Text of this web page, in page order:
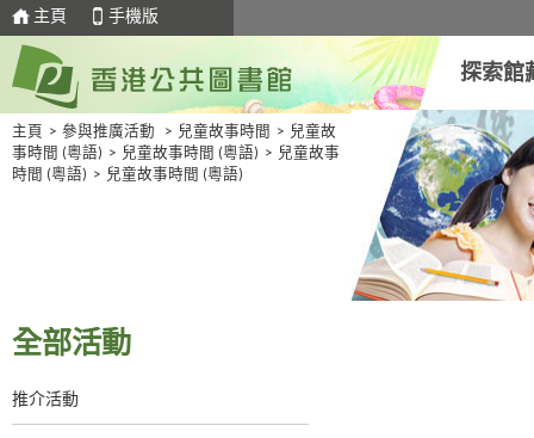
主頁 手機版
探索館
主頁 > 參與推廣活動 > 兒童故事時間 > 兒童故
事時間 (粵語) > 兒童故事時間 (粵語) > 兒童故事
時間 (粵語) > 兒童故事時間 (粵語)
全部活動
推介活動